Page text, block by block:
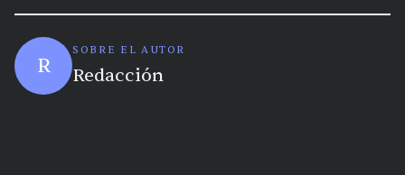
R
SOBRE EL AUTOR
Redacción